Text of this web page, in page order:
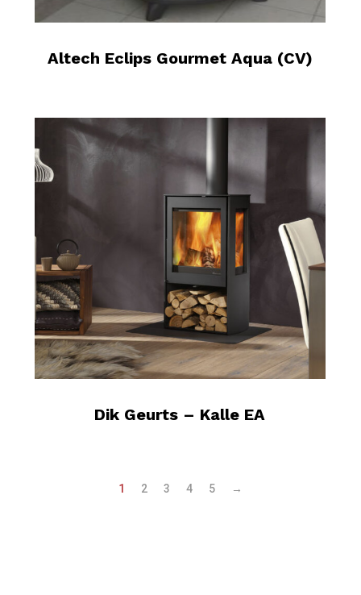
Altech Eclips Gourmet Aqua (CV)
Dik Geurts – Kalle EA
1 2 3 4 5 →